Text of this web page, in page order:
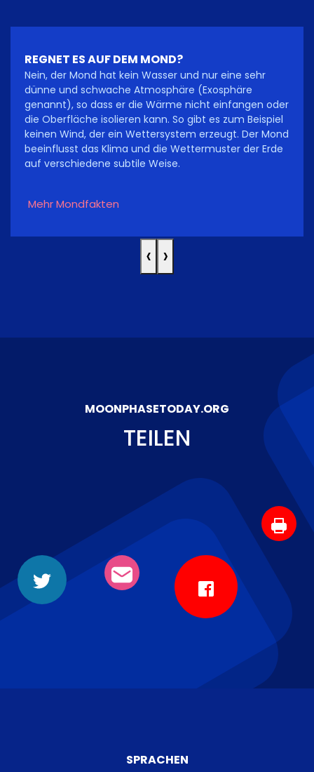
REGNET ES AUF DEM MOND?
Nein, der Mond hat kein Wasser und nur eine sehr
dünne und schwache Atmosphäre (Exosphäre
genannt), so dass er die Wärme nicht einfangen oder
die Oberfläche isolieren kann. So gibt es zum Beispiel
keinen Wind, der ein Wettersystem erzeugt. Der Mond
beeinflusst das Klima und die Wettermuster der Erde
auf verschiedene subtile Weise.
Mehr Mondfakten
‹ ›
MOONPHASETODAY.ORG
TEILEN
SPRACHEN